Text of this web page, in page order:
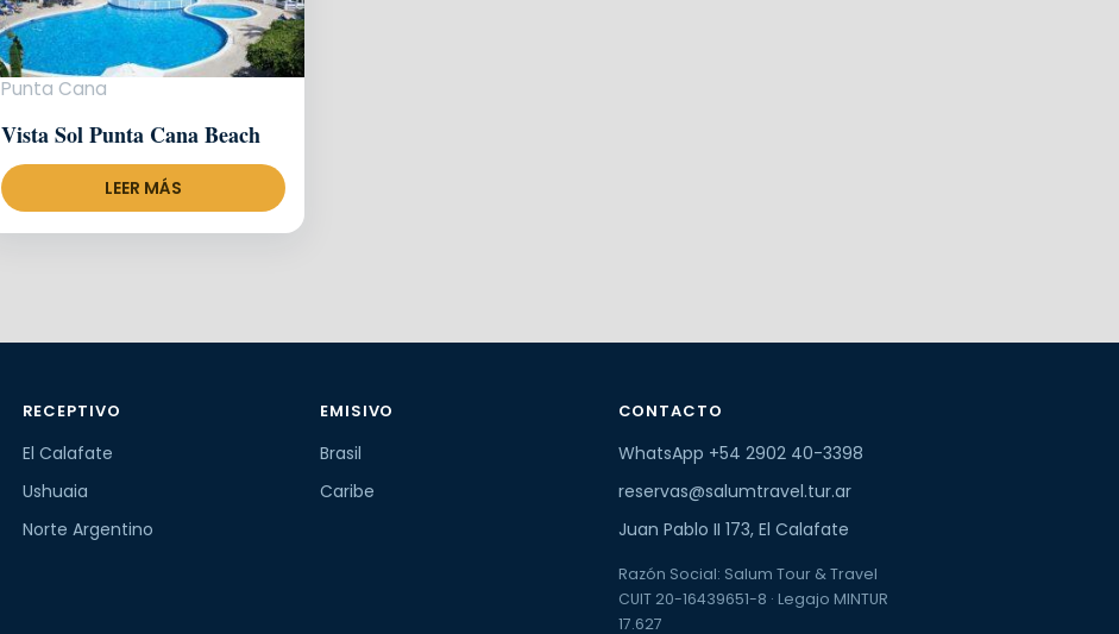
Punta Cana
Vista Sol Punta Cana Beach
LEER MÁS
RECEPTIVO
El Calafate
Ushuaia
Norte Argentino
EMISIVO
Brasil
Caribe
CONTACTO
WhatsApp +54 2902 40-3398
reservas@salumtravel.tur.ar
Juan Pablo II 173, El Calafate
Razón Social: Salum Tour & Travel
CUIT 20-16439651-8 · Legajo MINTUR
17.627